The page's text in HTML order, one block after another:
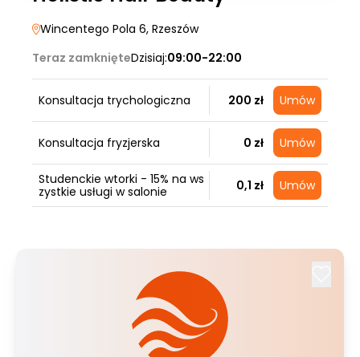
Wincentego Pola 6, Rzeszów
Teraz zamknięteDzisiaj:09:00-22:00
Konsultacja trychologiczna 200 zł Umów
Konsultacja fryzjerska 0 zł Umów
Studenckie wtorki - 15% na ws
zystkie usługi w salonie
0,1 zł Umów